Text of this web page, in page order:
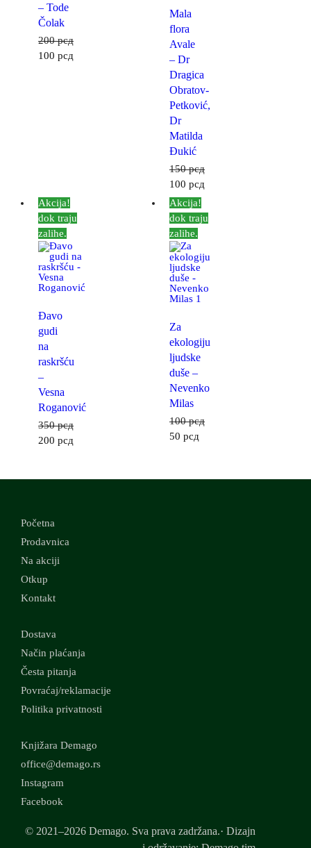
– Tode
Čolak
200рсд
100 рсд
Mala
flora
Avale
– Dr
Dragica
Obratov-
Petković,
Dr
Matilda
Đukić
150рсд
100 рсд
Akcija!
dok traju
zalihe.
Đavo
gudi
na
raskršću
–
Vesna
Roganović
350рсд
200 рсд
Akcija!
dok traju
zalihe.
Za
ekologiju
ljudske
duše –
Nevenko
Milas
100рсд
50 рсд
Početna
Prodavnica
Na akciji
Otkup
Kontakt
Dostava
Način plaćanja
Česta pitanja
Povraćaj/reklamacije
Politika privatnosti
Knjižara Demago
office@demago.rs
Instagram
Facebook
© 2021–2026 Demago. Sva prava zadržana.· Dizajn